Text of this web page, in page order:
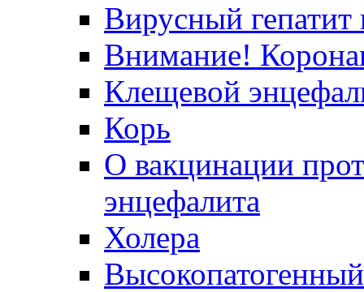
Вирусный гепатит
Внимание!
Клещевой
Корь
О вакцинации
энцефалита
Холера